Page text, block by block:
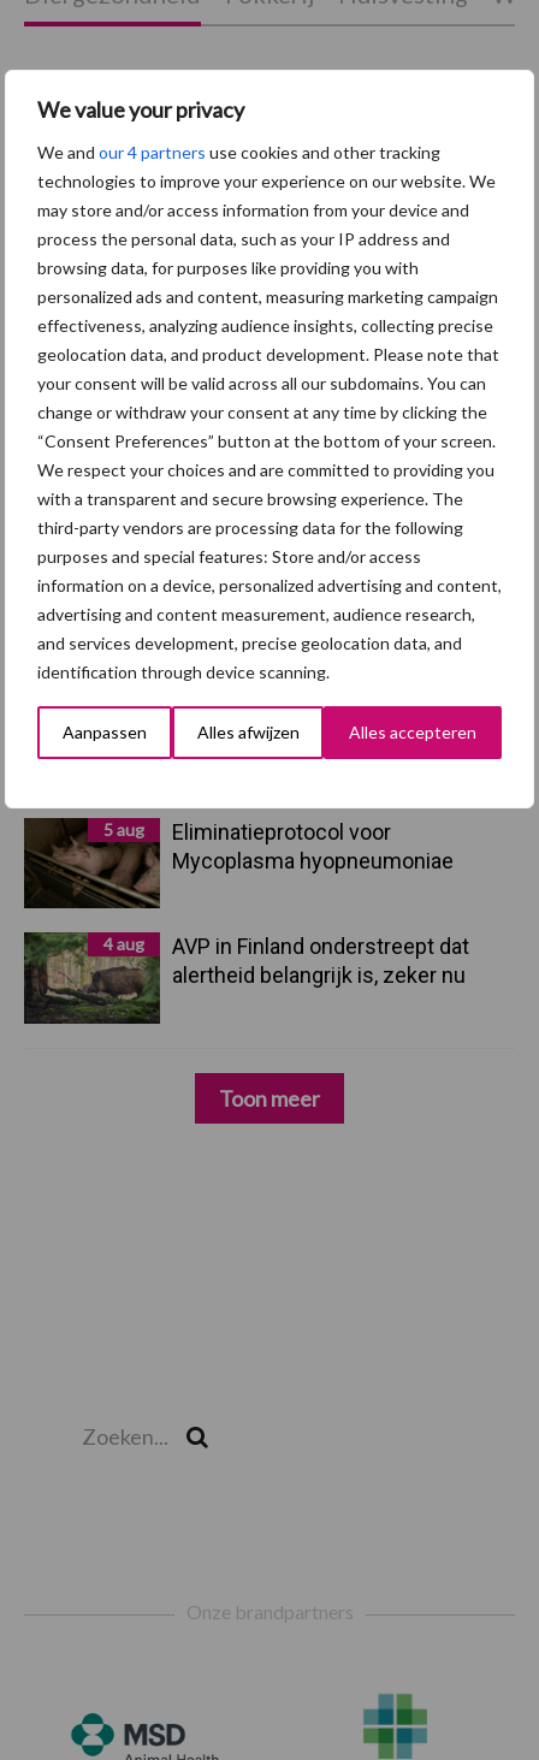
We value your privacy
We and our 4 partners use cookies and other tracking
technologies to improve your experience on our website. We
may store and/or access information from your device and
process the personal data, such as your IP address and
browsing data, for purposes like providing you with
personalized ads and content, measuring marketing campaign
effectiveness, analyzing audience insights, collecting precise
geolocation data, and product development. Please note that
your consent will be valid across all our subdomains. You can
change or withdraw your consent at any time by clicking the
“Consent Preferences” button at the bottom of your screen.
We respect your choices and are committed to providing you
with a transparent and secure browsing experience. The
third-party vendors are processing data for the following
purposes and special features: Store and/or access
information on a device, personalized advertising and content,
advertising and content measurement, audience research,
and services development, precise geolocation data, and
identification through device scanning.
Aanpassen Alles afwijzen Alles accepteren
Primaire
Sidebar
Recent nieuws Partner nieuws
7 aug
Britse varkenssector vreest
afzetcrisis in het najaar
7 aug
Grondstoffenmarkt blijft grillig:
droogte en geopolitiek houden
handel in de greep
5 aug
“Vraag naar praktische
hygieneoplossingen is in Polen
groter dan ooit”
5 aug
Eliminatieprotocol voor
Mycoplasma hyopneumoniae
4 aug
AVP in Finland onderstreept dat
alertheid belangrijk is, zeker nu
Toon meer
Afrikaanse
varkenspest
Toon meer
Onze brandpartners